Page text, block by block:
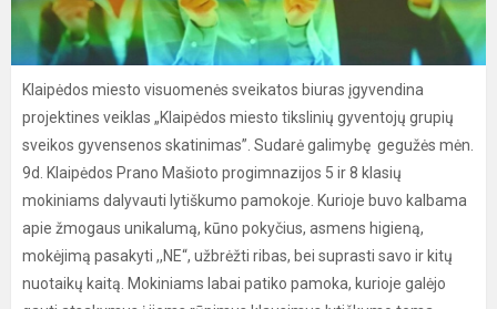
Klaipėdos miesto visuomenės sveikatos biuras įgyvendina
projektines veiklas „Klaipėdos miesto tikslinių gyventojų grupių
sveikos gyvensenos skatinimas”. Sudarė galimybę gegužės mėn.
9d. Klaipėdos Prano Mašioto progimnazijos 5 ir 8 klasių
mokiniams dalyvauti lytiškumo pamokoje. Kurioje buvo kalbama
apie žmogaus unikalumą, kūno pokyčius, asmens higieną,
mokėjimą pasakyti ,,NE“, užbrėžti ribas, bei suprasti savo ir kitų
nuotaikų kaitą. Mokiniams labai patiko pamoka, kurioje galėjo